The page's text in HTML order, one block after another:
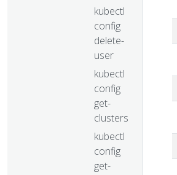
kubectl
config
delete-
user
kubectl
config
get-
clusters
kubectl
config
get-